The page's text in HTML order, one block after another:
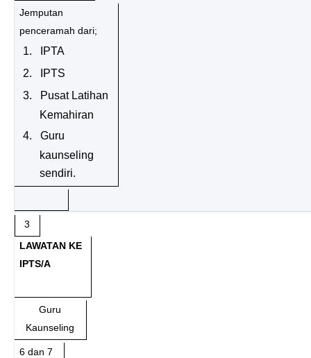
Jemputan
penceramah dari;
1.
IPTA
2.
IPTS
3.
Pusat Latihan
Kemahiran
4.
Guru
kaunseling
sendiri.
3
LAWATAN KE
IPTS/A
Guru
Kaunseling
6 dan 7